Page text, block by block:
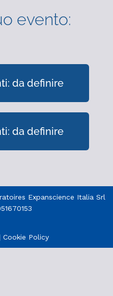
evento:
da definire
da definire
Expanscience Italia Srl
Cookie Policy